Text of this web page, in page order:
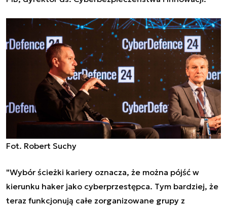
Fot. Robert Suchy
"Wybór ścieżki kariery oznacza, że można pójść w
kierunku haker jako cyberprzestępca. Tym bardziej, że
teraz funkcjonują całe zorganizowane grupy z